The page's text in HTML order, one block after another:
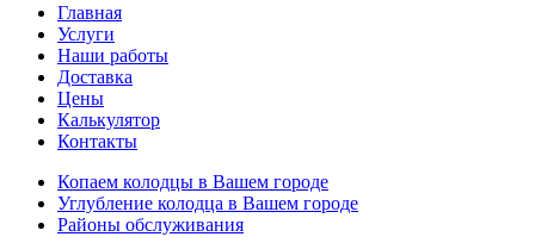
Главная
Услуги
Наши работы
Доставка
Цены
Калькулятор
Контакты
Копаем колодцы в Вашем городе
Углубление колодца в Вашем городе
Районы обслуживания